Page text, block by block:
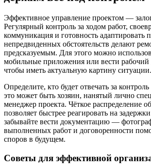
Эффективное управление проектом —
Регулярный контроль за ходом работ,
коммуникация и готовность адаптировать
непредвиденных обстоятельств делают
предсказуемым. Для этого можно
мобильные приложения или вести
чтобы иметь актуальную картину ситуации.
Определите, кто будет отвечать за
это может быть хозяин, нанятый лично
менеджер проекта. Чёткое распределение
позволяет быстрее реагировать на
забывайте вести документацию —
выполненных работ и договоренности
споров в будущем.
Советы для эффективной